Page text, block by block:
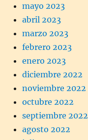
mayo 2023
abril 2023
marzo 2023
febrero 2023
enero 2023
diciembre 2022
noviembre 2022
octubre 2022
septiembre 2022
agosto 2022